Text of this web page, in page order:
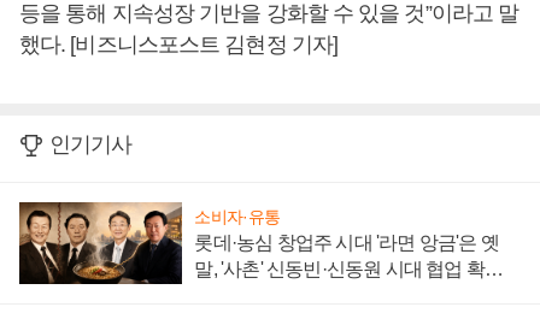
등을 통해 지속성장 기반을 강화할 수 있을 것”이라고 말
했다. [비즈니스포스트 김현정 기자]
인기기사
소비자·유통
롯데·농심 창업주 시대 '라면 앙금'은 옛
말, '사촌' 신동빈·신동원 시대 협업 확대